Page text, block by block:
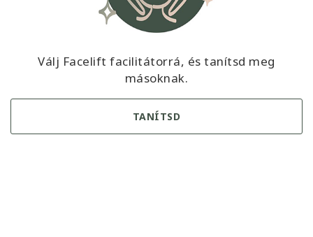
Válj Facelift facilitátorrá, és tanítsd meg
másoknak.
TANÍTSD